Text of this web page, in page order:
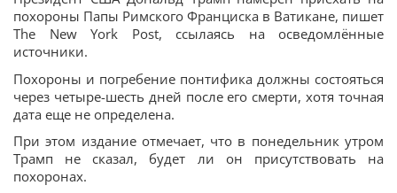
похороны Папы Римского Франциска в Ватикане, пишет
The New York Post, ссылаясь на осведомлённые
источники.
Похороны и погребение понтифика должны состояться
через четыре-шесть дней после его смерти, хотя точная
дата еще не определена.
При этом издание отмечает, что в понедельник утром
Трамп не сказал, будет ли он присутствовать на
похоронах.